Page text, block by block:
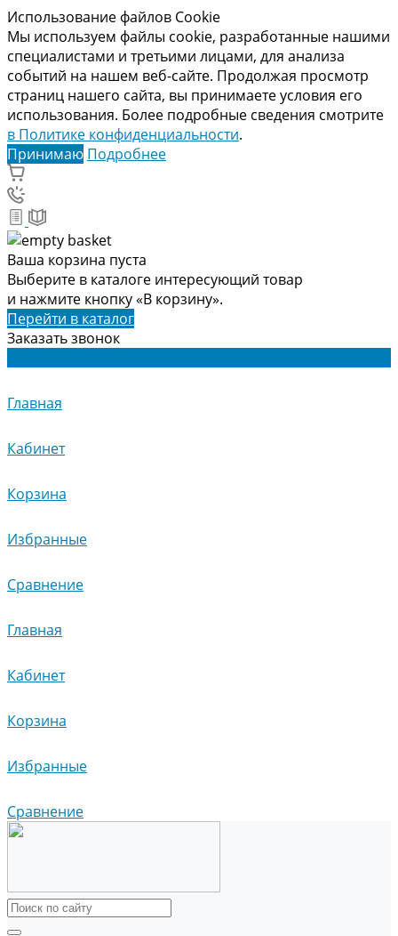
Использование файлов Cookie
Мы используем файлы cookie, разработанные нашими
специалистами и третьими лицами, для анализа
событий на нашем веб-сайте. Продолжая просмотр
страниц нашего сайта, вы принимаете условия его
использования. Более подробные сведения смотрите
в Политике конфиденциальности.
Принимаю Подробнее
Ваша корзина пуста
Выберите в каталоге интересующий товар
и нажмите кнопку «В корзину».
Перейти в каталог
Заказать звонок
Главная
Кабинет
Корзина
Избранные
Сравнение
Главная
Кабинет
Корзина
Избранные
Сравнение